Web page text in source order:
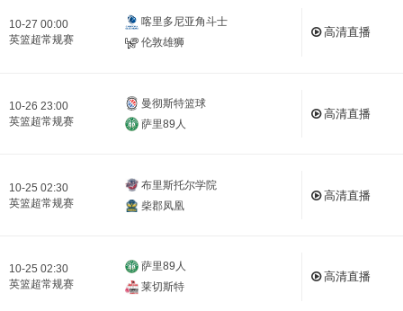
10-27 00:00
英篮超常规赛
喀里多尼亚角斗士
伦敦雄狮
高清直播
10-26 23:00
英篮超常规赛
曼彻斯特篮球
萨里89人
高清直播
10-25 02:30
英篮超常规赛
布里斯托尔学院
柴郡凤凰
高清直播
10-25 02:30
英篮超常规赛
萨里89人
莱切斯特
高清直播